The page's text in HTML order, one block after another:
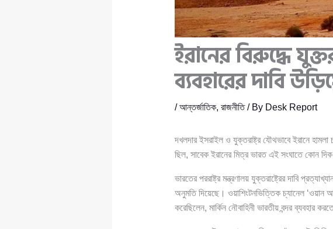
ইরানের বিরুদ্ধে
ব্যবহারের দাবি
/আন্তর্জাতিক, রাজনীতি/ By Desk Report
দখলদার ইসরাইল ও যুক্তরাষ্ট্র যৌথভাবে ইরানে
ছিল, সাবেক ইরানের মিত্র ভারত এই সংঘাতে কোন
ভারতের পররাষ্ট্র মন্ত্রণালয় যুক্তরাষ্ট্রের দাবি
অনুমতি দিয়েছে। ওয়াশিংটনভিত্তিক চ্যানেল ‘ওয়ান
করেছিলেন, মার্কিন নৌবাহিনী ভারতীয় বন্দর ব্যবহার